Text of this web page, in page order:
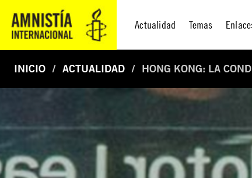
Actualidad Temas
INICIO ACTUALIDAD HONG KONG: LA